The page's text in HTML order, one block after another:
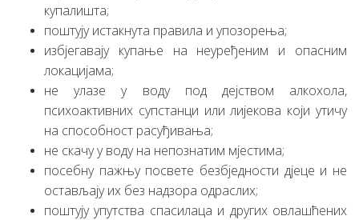
купалишта;
поштују истакнута правила и упозорења;
избјегавају купање на неуређеним и опасним
локацијама;
не улазе у воду под дејством алкохола,
психоактивних супстанци или лијекова који утичу
на способност расуђивања;
не скачу у воду на непознатим мјестима;
посебну пажњу посвете безбједности дјеце и не
остављају их без надзора одраслих;
поштују упутства спасилаца и других овлашћених